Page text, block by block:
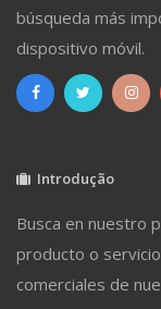
búsqueda más
dispositivo móvil.
Introdução
Busca en nuestro
producto o
comerciales de